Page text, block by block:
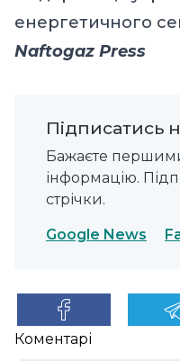
енергетичного
Naftogaz Press
Підписатись
Бажаєте
інформацію.
стрічки.
Google News
Коментарі